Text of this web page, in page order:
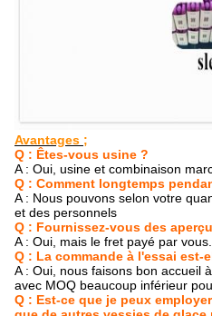
Avantages ;
Q : Êtes-vous usine ?
A : Oui, usine et combinaison
Q : Comment longtemps
A : Nous pouvons selon votre
et des personnels
Q : Fournissez-vous des
A : Oui, mais le fret payé par vous.
Q : La commande à l'essai est-
A : Oui, nous faisons bon accueil
avec MOQ beaucoup inférieur
Q : Est-ce que je peux